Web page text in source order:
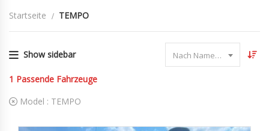
Startseite TEMPO
Show sidebar Nach Name sortieren
1 Passende Fahrzeuge
Model : TEMPO